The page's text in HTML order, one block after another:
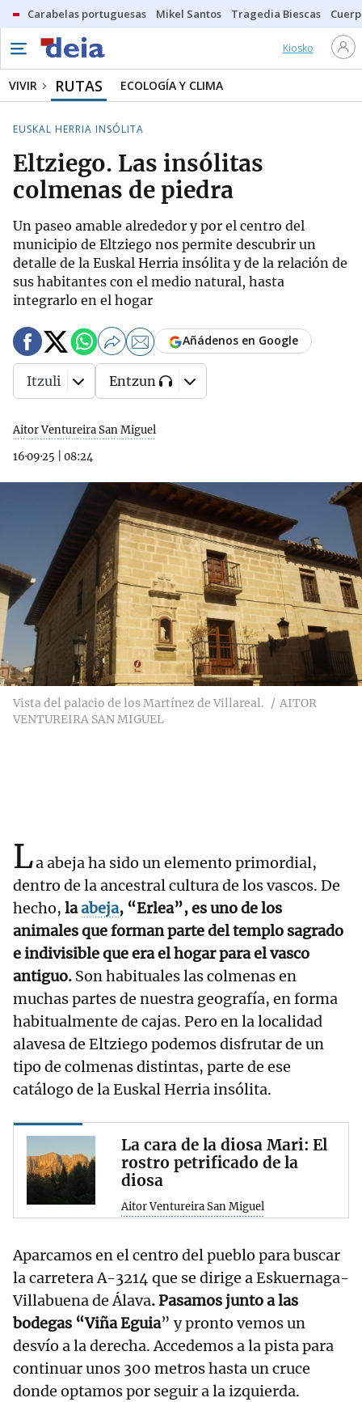
Carabelas portuguesas Mikel Santos Tragedia Biescas
Kiosko
VIVIR RUTAS ECOLOGÍA Y CLIMA
EUSKAL HERRIA INSÓLITA
Eltziego. Las insólitas
colmenas de piedra
Un paseo amable alrededor y por el centro del
municipio de Eltziego nos permite descubrir un
detalle de la Euskal Herria insólita y de la relación de
sus habitantes con el medio natural, hasta
integrarlo en el hogar
Aitor Ventureira San Miguel
16·09·25
08:24
Añádenos en Google
Itzuli Entzun
Vista del palacio de los Martínez de Villareal.
AITOR
VENTUREIRA SAN MIGUEL
La abeja ha sido un elemento primordial,
dentro de la ancestral cultura de los vascos. De
hecho, laabeja, “Erlea”, es uno de los
animales que forman parte del templo sagrado
e indivisible que era el hogar para el vasco
antiguo. Son habituales las colmenas en
muchas partes de nuestra geografía, en forma
habitualmente de cajas. Pero en la localidad
alavesa de Eltziego podemos disfrutar de un
tipo de colmenas distintas, parte de ese
catálogo de la Euskal Herria insólita.
La cara de la diosa Mari: El
rostro petrificado de la
diosa
Aitor Ventureira San Miguel
Aparcamos en el centro del pueblo para buscar
la carretera A-3214 que se dirige a Eskuernaga-
Villabuena de Álava. Pasamos junto a las
bodegas “Viña Eguia” y pronto vemos un
desvío a la derecha. Accedemos a la pista para
continuar unos 300 metros hasta un cruce
donde optamos por seguir a la izquierda.